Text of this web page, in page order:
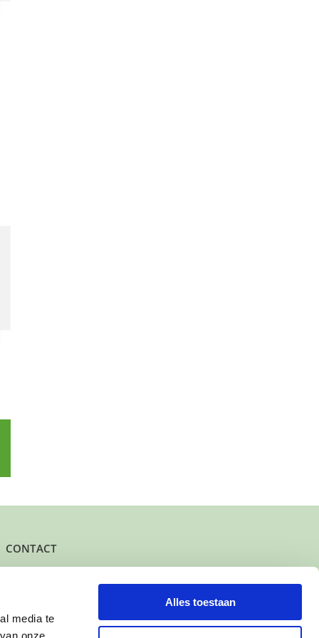
media te
Alles toestaan
CONTACT
Het kantoor- en postadres van Buurtgezinnen is:
KvK-nummer: 61625078